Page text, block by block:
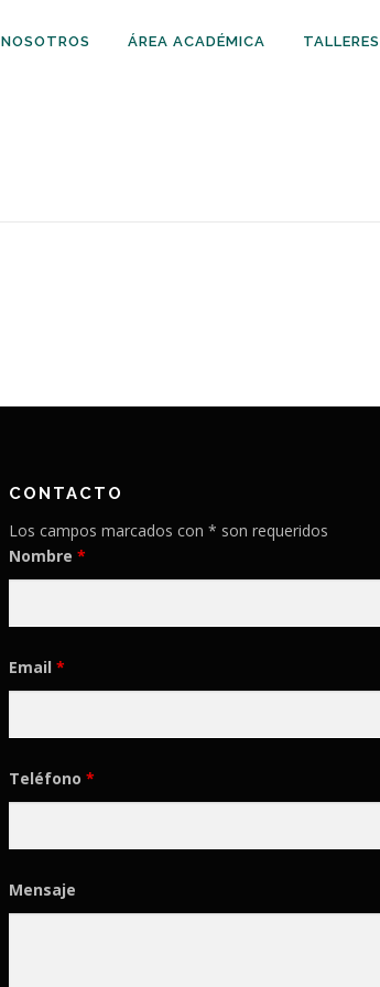
NOSOTROS ÁREA ACADÉMICA TALLERES
CONTACTO
Los campos marcados con * son requeridos
Nombre *
Email *
Teléfono *
Mensaje